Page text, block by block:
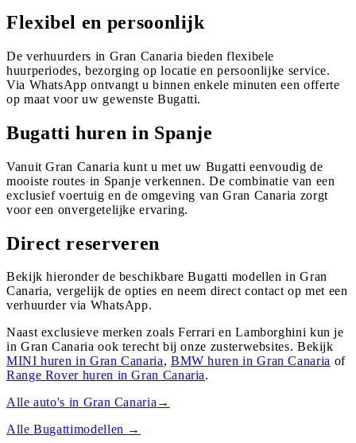
Flexibel en persoonlijk
De verhuurders in Gran Canaria bieden flexibele
huurperiodes, bezorging op locatie en persoonlijke service.
Via WhatsApp ontvangt u binnen enkele minuten een offerte
op maat voor uw gewenste Bugatti.
Bugatti huren in Spanje
Vanuit Gran Canaria kunt u met uw Bugatti eenvoudig de
mooiste routes in Spanje verkennen. De combinatie van een
exclusief voertuig en de omgeving van Gran Canaria zorgt
voor een onvergetelijke ervaring.
Direct reserveren
Bekijk hieronder de beschikbare Bugatti modellen in Gran
Canaria, vergelijk de opties en neem direct contact op met een
verhuurder via WhatsApp.
Naast exclusieve merken zoals Ferrari en Lamborghini kun je
in Gran Canaria ook terecht bij onze zusterwebsites. Bekijk
MINI huren in Gran Canaria, BMW huren inGran Canaria of
Range Rover huren inGran Canaria.
Alle auto's in Gran Canaria→
AlleBugattimodellen →